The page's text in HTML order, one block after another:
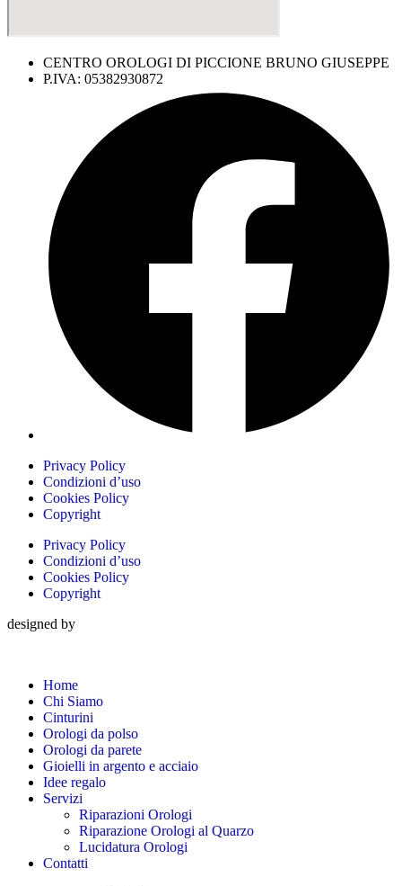
CENTRO OROLOGI DI PICCIONE BRUNO GIUSEPPE
P.IVA: 05382930872
Privacy Policy
Condizioni d’uso
Cookies Policy
Copyright
Privacy Policy
Condizioni d’uso
Cookies Policy
Copyright
designed by
Home
Chi Siamo
Cinturini
Orologi da polso
Orologi da parete
Gioielli in argento e acciaio
Idee regalo
Servizi
Riparazioni Orologi
Riparazione Orologi al Quarzo
Lucidatura Orologi
Contatti